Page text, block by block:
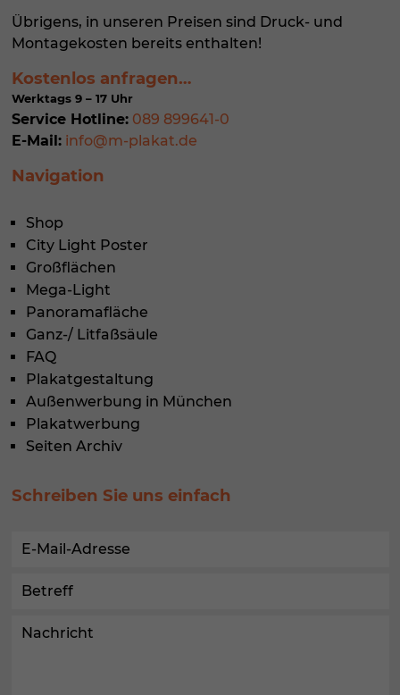
Übrigens, in unseren Preisen sind Druck- und
Montagekosten bereits enthalten!
Kostenlos anfragen…
Werktags 9 – 17 Uhr
Service Hotline: 089 899641-0
E-Mail: info@m-plakat.de
Navigation
Shop
City Light Poster
Großflächen
Mega-Light
Panoramafläche
Ganz-/ Litfaßsäule
FAQ
Plakatgestaltung
Außenwerbung in München
Plakatwerbung
Seiten Archiv
Schreiben Sie uns einfach